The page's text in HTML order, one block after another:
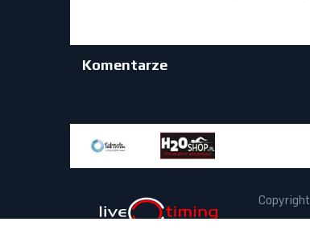
Komentarze
Projekt: